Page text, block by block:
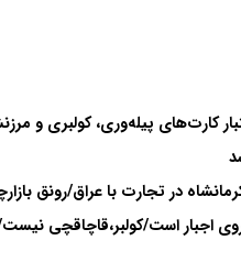
کارت‌های پیله‌وری، کولبری و
در تجارت با عراق/رونق
اجبار است/کولبر،قاچاقچی